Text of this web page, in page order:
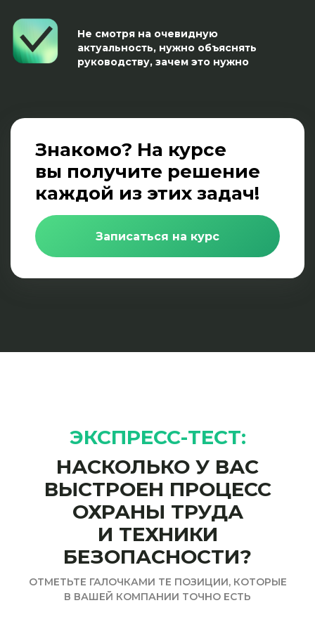
Не смотря на очевидную
актуальность, нужно объяснять
руководству, зачем это нужно
Знакомо? На курсе
вы получите решение
каждой из этих задач!
Записаться на курс
ЭКСПРЕСС-ТЕСТ:
НАСКОЛЬКО У ВАС
ВЫСТРОЕН ПРОЦЕСС
ОХРАНЫ ТРУДА
И ТЕХНИКИ
БЕЗОПАСНОСТИ?
ОТМЕТЬТЕ ГАЛОЧКАМИ ТЕ ПОЗИЦИИ, КОТОРЫЕ
В ВАШЕЙ КОМПАНИИ ТОЧНО ЕСТЬ